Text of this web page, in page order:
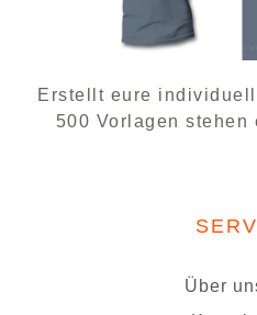
Erstellt eure
500 Vorlagen stehen
Über